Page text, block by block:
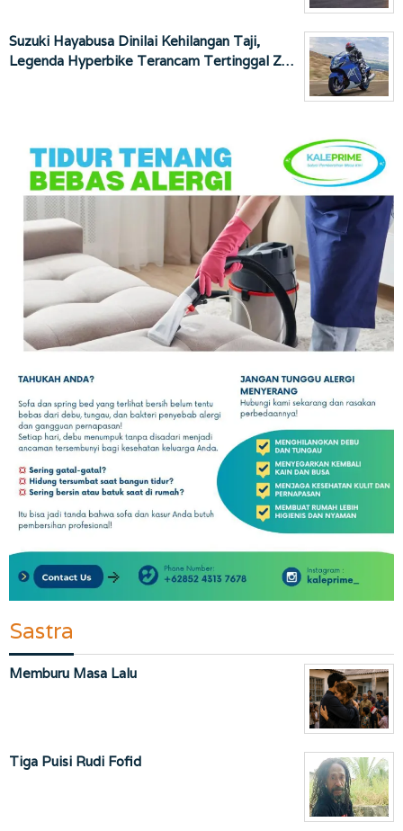
Suzuki Hayabusa Dinilai Kehilangan Taji,
Legenda Hyperbike Terancam Tertinggal Z…
Sastra
Memburu Masa Lalu
Tiga Puisi Rudi Fofid